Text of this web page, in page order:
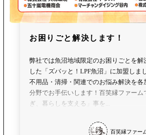
お困りごと解決します！
弊社では魚沼地域限定のお困りごとを解
した「ズバッと！LPF魚沼」に加盟しま
不用品・清掃・関連でのお悩み解決を各
分野でお手伝いします！百笑縁ファーム
ぎ、暮らしを支える」事を...
百笑縁ファー